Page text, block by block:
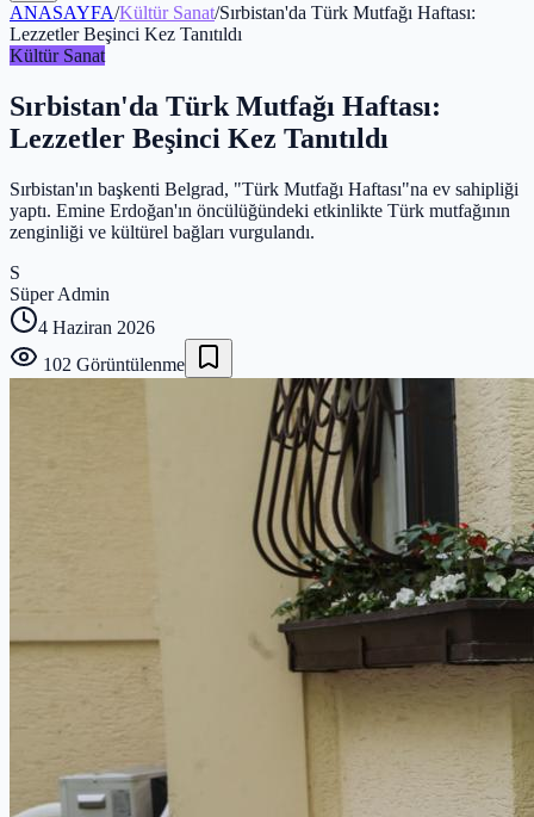
ANASAYFA/Kültür Sanat/Sırbistan'da Türk Mutfağı Haftası:
Lezzetler Beşinci Kez Tanıtıldı
Kültür Sanat
Sırbistan'da Türk Mutfağı Haftası:
Lezzetler Beşinci Kez Tanıtıldı
Sırbistan'ın başkenti Belgrad, "Türk Mutfağı Haftası"na ev sahipliği
yaptı. Emine Erdoğan'ın öncülüğündeki etkinlikte Türk mutfağının
zenginliği ve kültürel bağları vurgulandı.
S
Süper Admin
4 Haziran 2026
102 Görüntülenme